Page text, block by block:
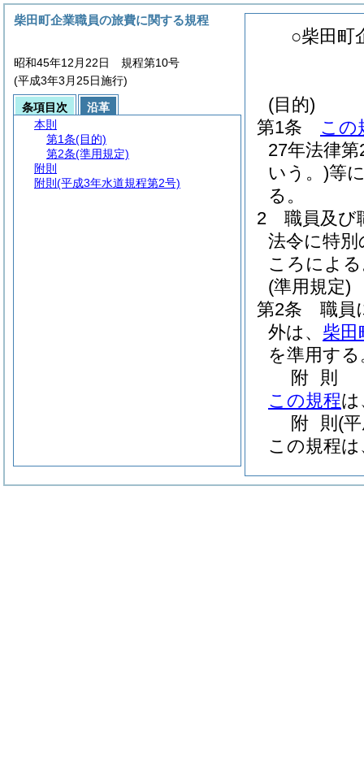
○柴田町
(目的)
第1条
この
27年法律第
いう。)等
る。
2
職員及び
法令に特
ころによ
(準用規定)
第2条
職員
外は、 柴田
を準用する
附 則
この規程は
附 則 (
この規程
柴田町企業職員の旅費に関する規程
昭和45年12月22日 規程第10号
(平成3年3月25日施行)
条項目次
沿革
本則
第1条(目的)
第2条(準用規定)
附則
附則 (平成3年水道規程第2号)